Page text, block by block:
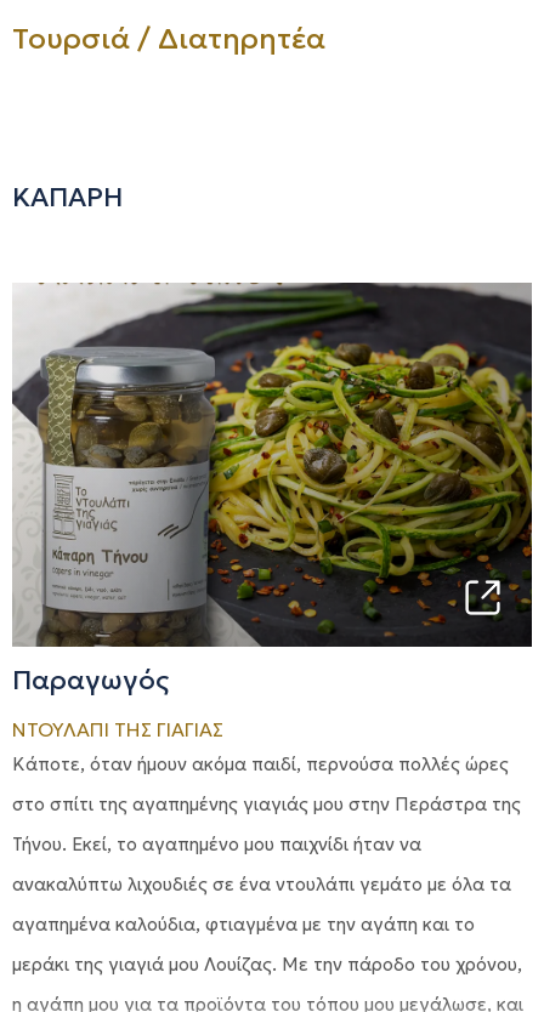
Τουρσιά / Διατηρητέα
ΚΑΠΑΡΗ
Παραγωγός
ΝΤΟΥΛΑΠΙ ΤΗΣ ΓΙΑΓΙΑΣ
Κάποτε, όταν ήμουν ακόμα παιδί, περνούσα πολλές ώρες
στο σπίτι της αγαπημένης γιαγιάς μου στην Περάστρα της
Τήνου. Εκεί, το αγαπημένο μου παιχνίδι ήταν να
ανακαλύπτω λιχουδιές σε ένα ντουλάπι γεμάτο με όλα τα
αγαπημένα καλούδια, φτιαγμένα με την αγάπη και το
μεράκι της γιαγιά μου Λουίζας. Με την πάροδο του χρόνου,
η αγάπη μου για τα προϊόντα του τόπου μου μεγάλωσε, και